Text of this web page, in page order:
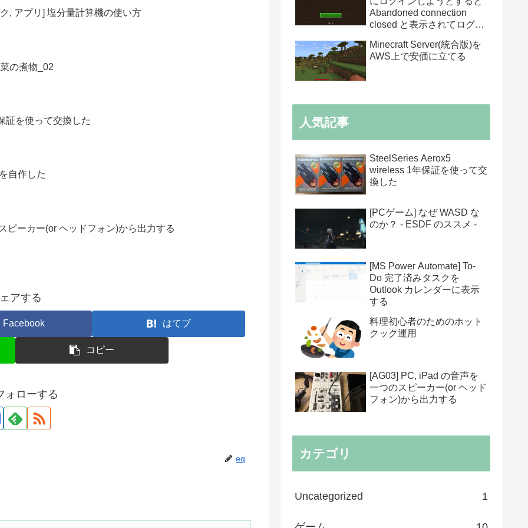
, アプリ] 塩分量計算機の使い方
の煮物_02
証を使って交換した
自作した
ピーカー(or ヘッドフォン)から出力する
アする
Facebook はてブ
コピー
ォローする
eq
Abandoned connection
closed と表示されてログイ
Minecraft Server(統合版)を
AWS上で安価に立てる
人気記事
SteelSeries Aerox5
wireless 1年保証を使って交
換した
[PCゲーム] なぜ WASD な
のか？ - ESDF のススメ -
[MS Power Automate] To-
Do 完了済みタスクを
Outlook カレンダーに表示
する
料理初心者のためのホット
クック運用
[AG03] PC, iPad の音声を
一つのスピーカー(or ヘッド
フォン)から出力する
カテゴリ
Uncategorized 1